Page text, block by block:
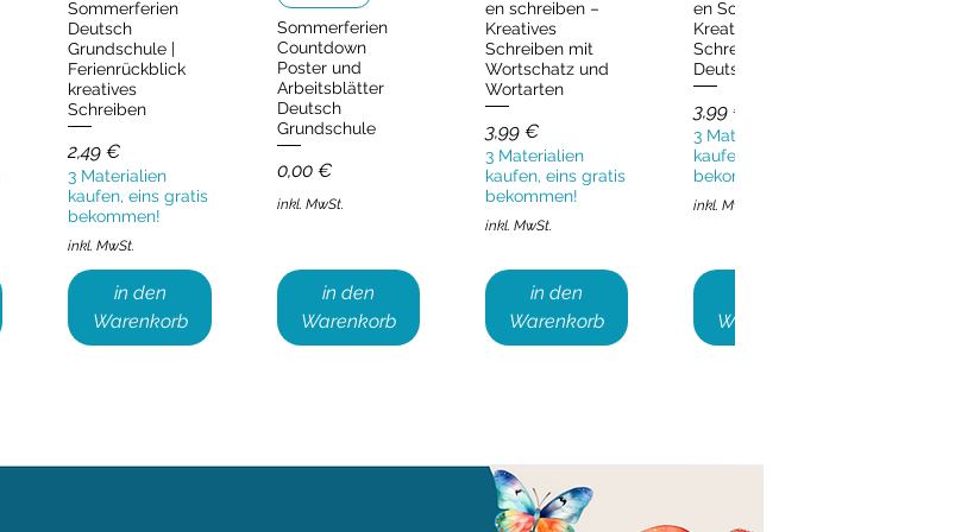
Sommerferien
Deutsch
Grundschule |
Ferienrückblick
kreatives
Schreiben
Preis
2,49 €
3 Materialien
kaufen, eins gratis
bekommen!
inkl. MwSt.
in den
Warenkorb
Sommerferien
Countdown
Poster und
Arbeitsblätter
Deutsch
Grundschule
Preis
0,00 €
inkl. MwSt.
in den
Warenkorb
en schreiben –
Kreatives
Schreiben mit
Wortschatz und
Wortarten
Preis
3,99 €
3 Materialien
kaufen, eins gratis
bekommen!
inkl. MwSt.
in den
Warenkorb
en Sommer –
Kreatives
Schreiben
Deutsch & DaZ
Preis
3,99 €
3 Materialien
kaufen, eins gratis
bekommen!
inkl. MwSt.
Warenkorb